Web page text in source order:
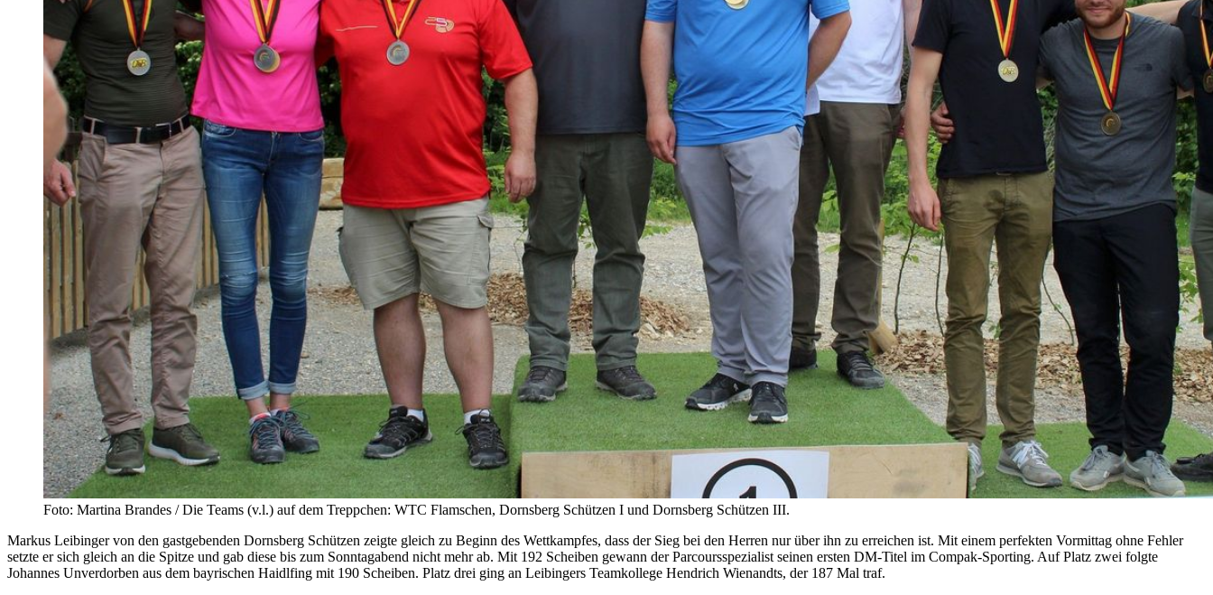
Foto: Martina Brandes / Die Teams (v.l.) auf dem Treppchen: WTC Flamschen, Dornsberg Schützen I und Dornsberg Schützen III.
Markus Leibinger von den gastgebenden Dornsberg Schützen zeigte gleich zu Beginn des Wettkampfes, dass der Sieg bei den Herren nur über ihn zu erreichen ist. Mit einem perfekten Vormittag ohne Fehler
setzte er sich gleich an die Spitze und gab diese bis zum Sonntagabend nicht mehr ab. Mit 192 Scheiben gewann der Parcoursspezialist seinen ersten DM-Titel im Compak-Sporting. Auf Platz zwei folgte
Johannes Unverdorben aus dem bayrischen Haidlfing mit 190 Scheiben. Platz drei ging an Leibingers Teamkollege Hendrich Wienandts, der 187 Mal traf.